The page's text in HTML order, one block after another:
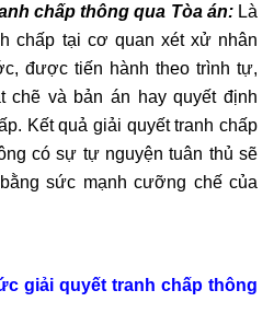
chấp thông qua Tòa án:Là
chấp tại cơ quan xét xử nhân
được tiến hành theo trình tự,
chẽ và bản án hay quyết định
Kết quả giải quyết tranh chấp
có sự tự nguyện tuân thủ sẽ
sức mạnh cưỡng chế của
giải quyết tranh chấp thông